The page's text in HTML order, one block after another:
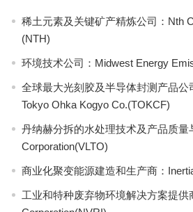
稀土元素及关键矿产精炼公司：Nth
(NTH)
环境技术公司：Midwest Energy
全球最大光刻胶及半导体封测产品公
Tokyo Ohka Kogyo Co.(TOKCF)
丹纳赫分拆的水处理技术及产品质量
Corporation(VLTO)
商业化聚变能源建造和生产商：
工业和特种废弃物环境解决方案提供